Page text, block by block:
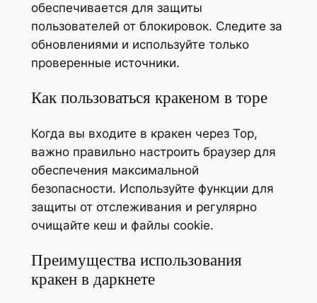
обеспечивается для защиты
пользователей от блокировок. Следите за
обновлениями и используйте только
проверенные источники.
Как пользоваться кракеном в торе
Когда вы входите в кракен через Тор,
важно правильно настроить браузер для
обеспечения максимальной
безопасности. Используйте функции для
защиты от отслеживания и регулярно
очищайте кеш и файлы cookie.
Преимущества использования
кракен в даркнете